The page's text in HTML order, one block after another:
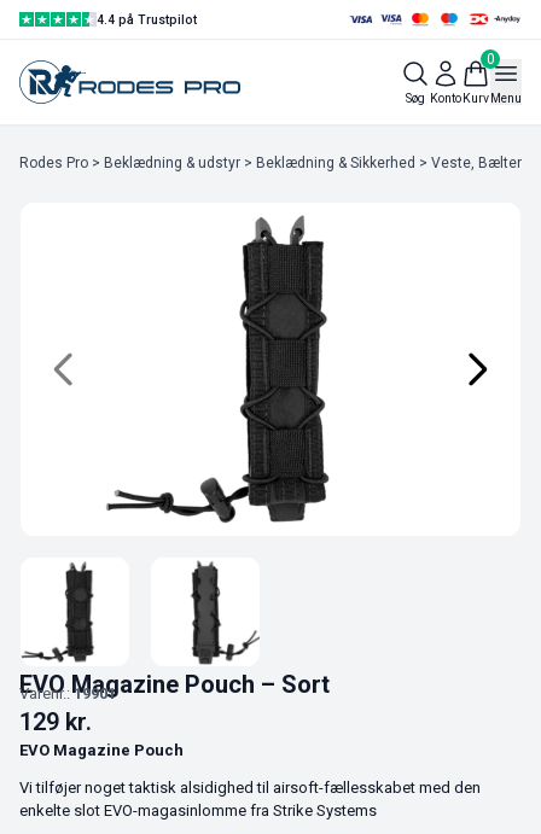
4.4 på Trustpilot
Søg Konto
0
KurvMenu
Rodes Pro > Beklædning & udstyr > Beklædning & Sikkerhed > Veste, Bælter &
EVO Magazine Pouch – Sort
Varenr.:19901
129 kr.
EVO Magazine Pouch
Vi tilføjer noget taktisk alsidighed til airsoft-fællesskabet med den
enkelte slot EVO-magasinlomme fra Strike Systems